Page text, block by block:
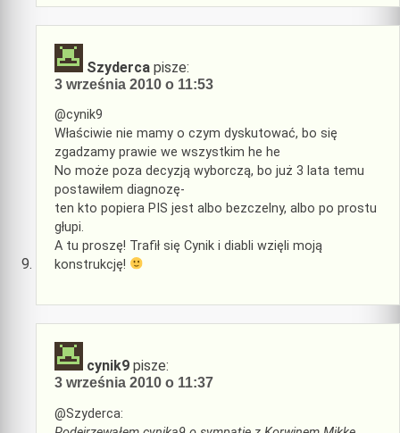
Szyderca pisze:
3 września 2010 o 11:53
@cynik9
Właściwie nie mamy o czym dyskutować, bo się
zgadzamy prawie we wszystkim he he
No może poza decyzją wyborczą, bo już 3 lata temu
postawiłem diagnozę-
ten kto popiera PIS jest albo bezczelny, albo po prostu
głupi.
A tu proszę! Trafił się Cynik i diabli wzięli moją
konstrukcję!
cynik9 pisze:
3 września 2010 o 11:37
@Szyderca: